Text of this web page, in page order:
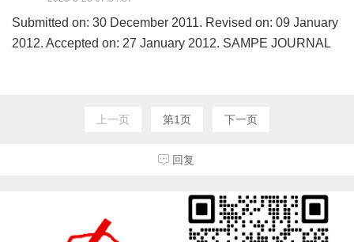
Submitted on: 30 December 2011. Revised on: 09 January
2012. Accepted on: 27 January 2012. SAMPE JOURNAL
上一页 第1页 下一页
回复